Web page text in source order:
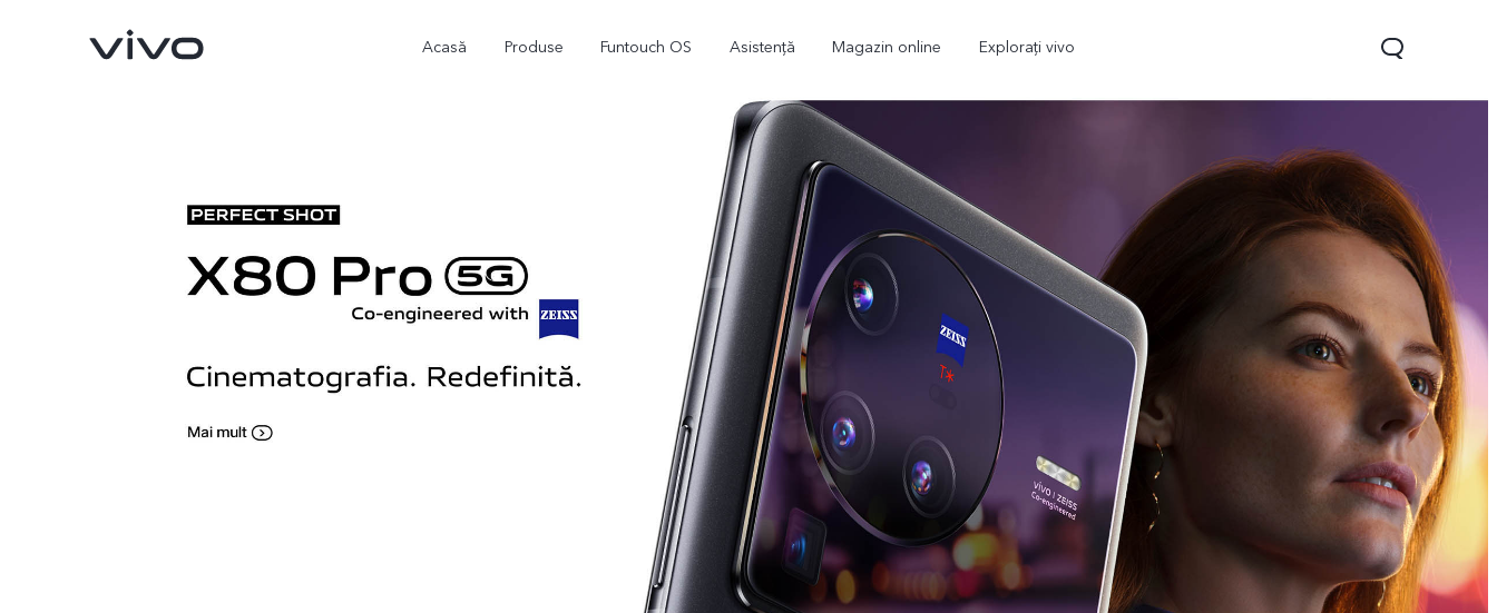
Acasă Produse Funtouch OS Asistență Magazin online Explorați vivo
X90 Pro nou X80 Lite nou Y16 Y35